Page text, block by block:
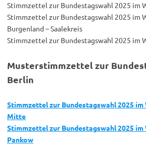
Stimmzettel zur Bundestagswahl 2025 im
Stimmzettel zur Bundestagswahl 2025 im
Burgenland – Saalekreis
Stimmzettel zur Bundestagswahl 2025 im
Musterstimmzettel zur
Berlin
Stimmzettel zur Bundestagswahl 2025 im
Mitte
Stimmzettel zur Bundestagswahl 2025 im
Pankow